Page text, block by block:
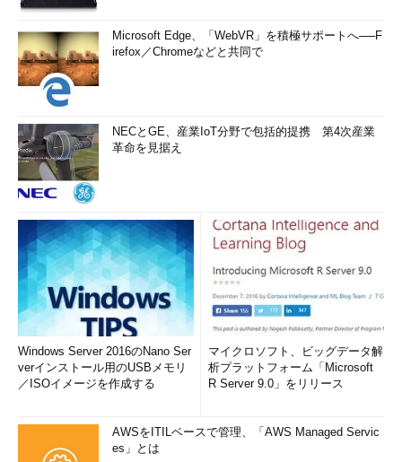
Microsoft Edge、「WebVR」を積極サポートへ──F
irefox／Chromeなどと共同で
NECとGE、産業IoT分野で包括的提携 第4次産業
革命を見据え
Windows Server 2016のNano Ser
verインストール用のUSBメモリ
／ISOイメージを作成する
マイクロソフト、ビッグデータ解
析プラットフォーム「Microsoft
R Server 9.0」をリリース
AWSをITILベースで管理、「AWS Managed Servic
es」とは